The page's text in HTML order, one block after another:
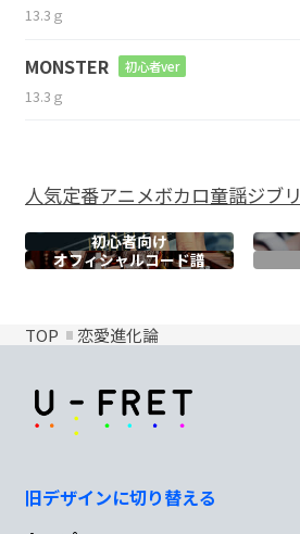
13.3ｇ
MONSTER 初心者ver
13.3ｇ
人気定番アニメボカロ童謡ジブリ
初心者向け
オフィシャルコード譜
TOP 恋愛進化論
旧デザインに切り替える